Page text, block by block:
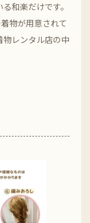
和楽だけです。
物が用意されて
物レンタル店の中